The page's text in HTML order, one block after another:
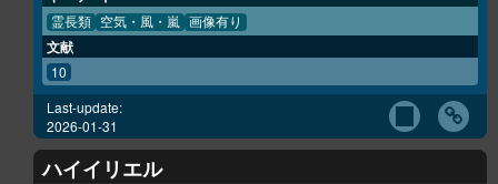
霊長類 空気・風・嵐 画像有り
文献
10
Last-update:
2026-01-31
ハイイリエル